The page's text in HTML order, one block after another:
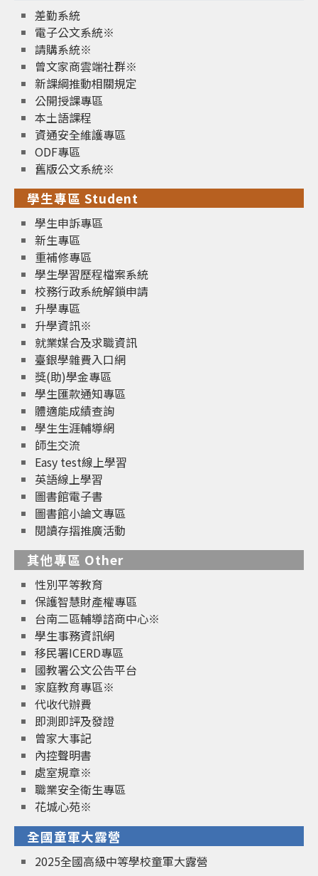
差勤系統
電子公文系統※
請購系統※
曾文家商雲端社群※
新課綱推動相關規定
公開授課專區
本土語課程
資通安全維護專區
ODF專區
舊版公文系統※
學生專區 Student
學生申訴專區
新生專區
重補修專區
學生學習歷程檔案系統
校務行政系統解鎖申請
升學專區
升學資訊※
就業媒合及求職資訊
臺銀學雜費入口網
獎(助)學金專區
學生匯款通知專區
體適能成績查詢
學生生涯輔導網
師生交流
Easy test線上學習
英語線上學習
圖書館電子書
圖書館小論文專區
閱讀存摺推廣活動
其他專區 Other
性別平等教育
保護智慧財產權專區
台南二區輔導諮商中心※
學生事務資訊網
移民署ICERD專區
國教署公文公告平台
家庭教育專區※
代收代辦費
即測即評及發證
曾家大事記
內控聲明書
處室規章※
職業安全衛生專區
花城心苑※
全國童軍大露營
2025全國高級中等學校童軍大露營